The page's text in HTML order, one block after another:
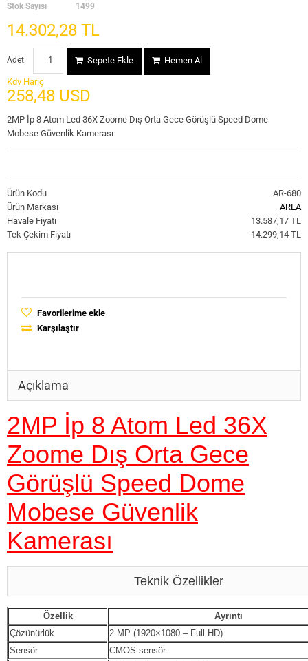
Stok Sayısı 1499
14.302,28 TL
Adet: Sepete Ekle Hemen Al
Kdv Hariç
258,48 USD
2MP İp 8 Atom Led 36X Zoome Dış Orta Gece Görüşlü Speed Dome
Mobese Güvenlik Kamerası
Ürün Kodu
AR-680
Ürün Markası
AREA
Havale Fiyatı
13.587,17 TL
Tek Çekim Fiyatı
14.299,14 TL
Favorilerime ekle
Karşılaştır
Açıklama
2MP İp 8 Atom Led 36X
Zoome Dış Orta Gece
Görüşlü Speed Dome
Mobese Güvenlik
Kamerası
Teknik Özellikler
Özellik
Ayrıntı
Çözünürlük
2 MP (1920×1080 – Full HD)
Sensör
CMOS sensör